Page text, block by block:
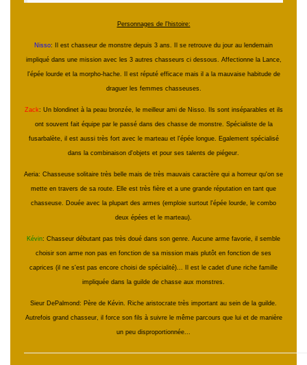
Personnages de l'histoire:
Nisso: Il est chasseur de monstre depuis 3 ans. Il se retrouve du jour au lendemain
impliqué dans une mission avec les 3 autres chasseurs ci dessous. Affectionne la Lance,
l'épée lourde et la morpho-hache. Il est réputé efficace mais il a la mauvaise habitude de
draguer les femmes chasseuses.
Zack: Un blondinet à la peau bronzée, le meilleur ami de Nisso. Ils sont inséparables et ils
ont souvent fait équipe par le passé dans des chasse de monstre. Spécialiste de la
fusarbalète, il est aussi très fort avec le marteau et l'épée longue. Egalement spécialisé
dans la combinaison d'objets et pour ses talents de piégeur.
Aeria: Chasseuse solitaire très belle mais de très mauvais caractère qui a horreur qu'on se
mette en travers de sa route. Elle est très fière et a une grande réputation en tant que
chasseuse. Douée avec la plupart des armes (emploie surtout l'épée lourde, le combo
deux épées et le marteau).
Kévin: Chasseur débutant pas très doué dans son genre. Aucune arme favorie, il semble
choisir son arme non pas en fonction de sa mission mais plutôt en fonction de ses
caprices (il ne s'est pas encore choisi de spécialité)... Il est le cadet d'une riche famille
impliquée dans la guilde de chasse aux monstres.
Sieur DePalmond: Père de Kévin. Riche aristocrate très important au sein de la guilde.
Autrefois grand chasseur, il force son fils à suivre le même parcours que lui et de manière
un peu disproportionnée...